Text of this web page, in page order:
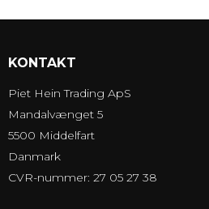
KONTAKT
Piet Hein Trading ApS
Mandalvænget 5
5500 Middelfart
Danmark
CVR-nummer: 27 05 27 38